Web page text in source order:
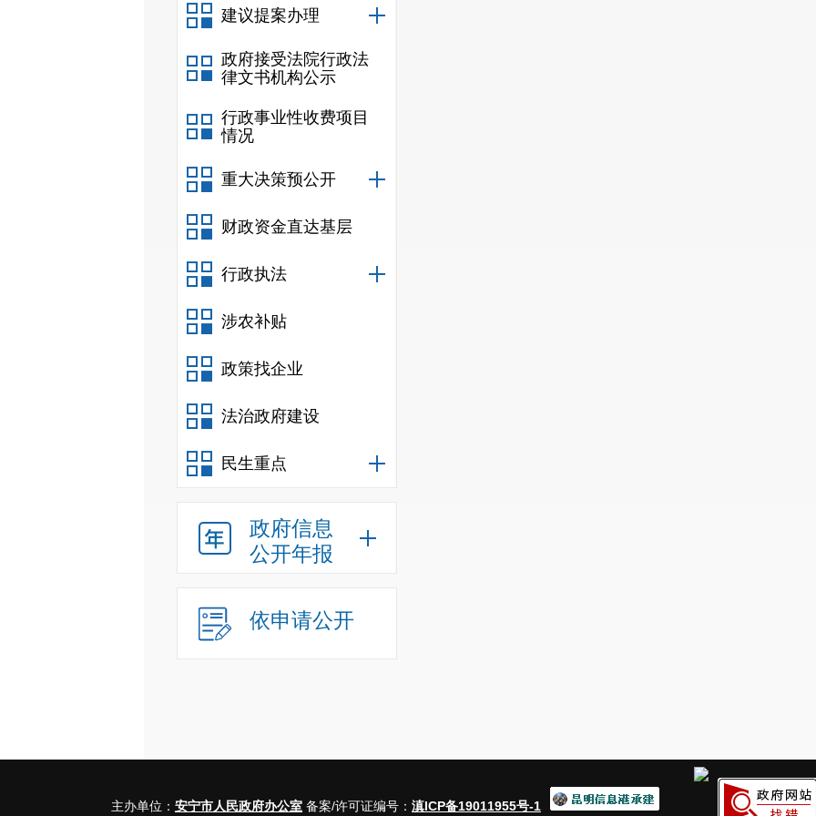
建议提案办理
政府接受法院行政法
律文书机构公示
行政事业性收费项目
情况
重大决策预公开
财政资金直达基层
行政执法
涉农补贴
政策找企业
法治政府建设
民生重点
政府信息
公开年报
依申请公开
主办单位： 安宁市人民政府办公室 备案/许可证编号： 滇ICP备19011955号-1